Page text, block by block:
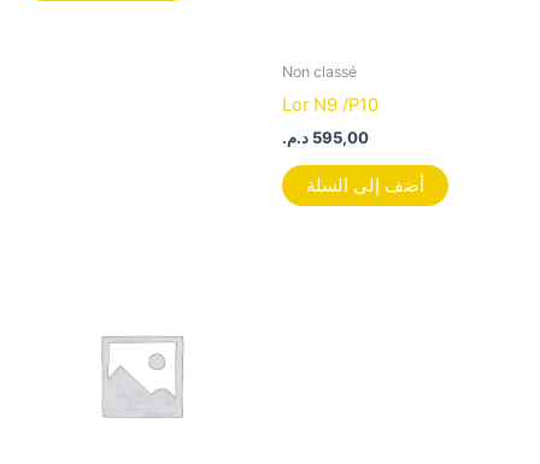
Non classé
Lor N9 /P10
595,00 د.م.
أضف إلى السلة